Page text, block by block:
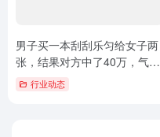
男子买一本刮刮乐匀给女子两
张，结果对方中了40万，气得
睡不着
行业动态